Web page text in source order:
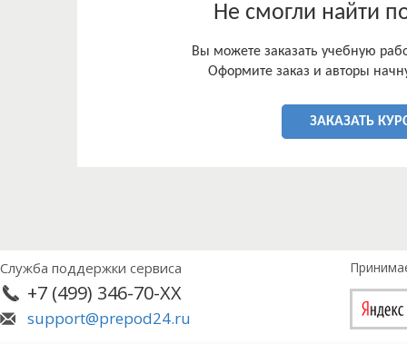
Не смогли найти
Вы можете заказать учебную
Оформите заказ и авторы
ЗАКАЗАТЬ
Служба поддержки сервиса
+7 (499) 346-70-XX
support@prepod24.ru